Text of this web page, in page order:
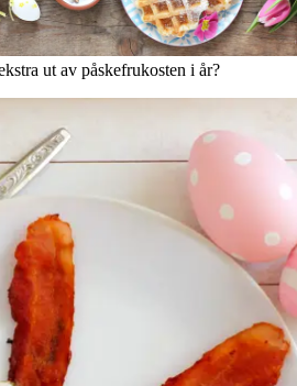
ut av påskefrukosten i år?